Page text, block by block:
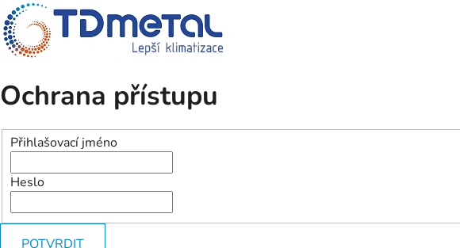
Ochrana přístupu
Přihlašovací jméno
Heslo
POTVRDIT